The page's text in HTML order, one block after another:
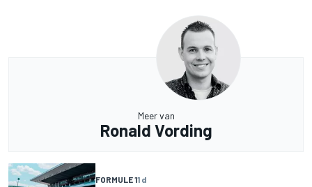
Meer van
Ronald Vording
FORMULE 11 d